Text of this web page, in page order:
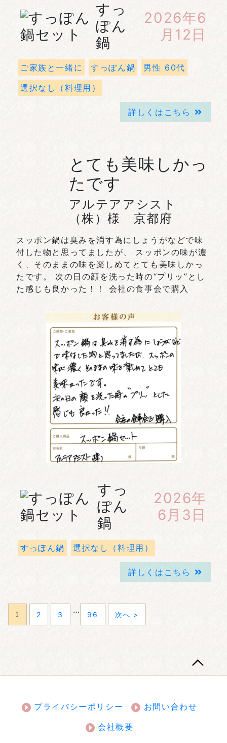
すっ
ぽん
鍋
2026年6
月12日
ご家族と一緒に すっぽん鍋
男性 60代
選択なし（料理用）
詳しくはこちら
とても美味しかっ
たです
アルテアアシスト
（株）様 京都府
スッポン鍋は臭みを消す為にしょうがなどで味
付した物と思ってましたが、 スッポンの味が濃
く、そのままの味を楽しめてとても美味しかっ
たです。 次の日の顔を洗った時の“プリッ”とし
た感じも良かった！！ 会社の食事会で購入
すっ
ぽん
鍋
2026年
6月3日
すっぽん鍋 選択なし（料理用）
詳しくはこちら
1 2 3 … 96 次へ >
プライバシーポリシー
お問い合わせ
会社概要